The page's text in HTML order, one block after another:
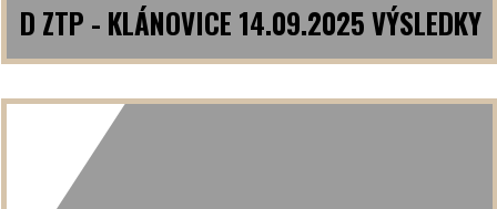
D ZTP - KLÁNOVICE 14.09.2025 VÝSLEDKY